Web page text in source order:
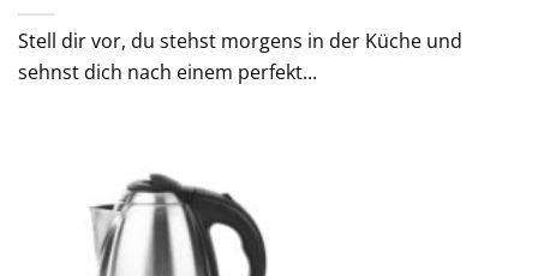
Stell dir vor, du stehst morgens in der Küche und
sehnst dich nach einem perfekt...